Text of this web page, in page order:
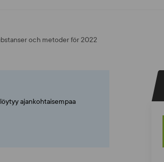
och metoder för 2022
ajankohtaisempaa